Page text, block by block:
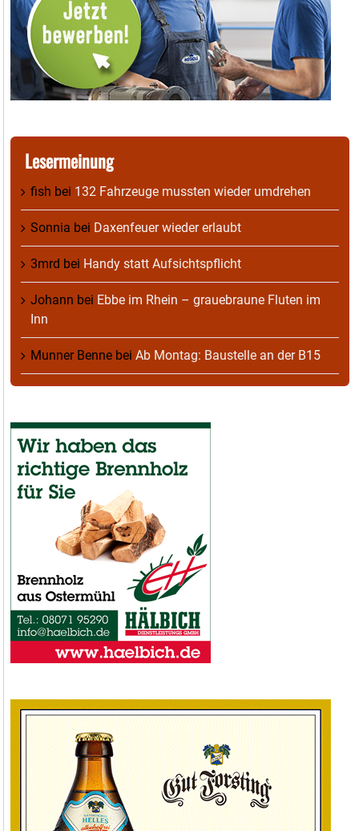
Lesermeinung
fish bei 132 Fahrzeuge mussten wieder umdrehen
Sonnia bei Daxenfeuer wieder erlaubt
3mrd bei Handy statt Aufsichtspflicht
Johann bei Ebbe im Rhein – grauebraune Fluten im
Inn
Munner Benne bei Ab Montag: Baustelle an der B15